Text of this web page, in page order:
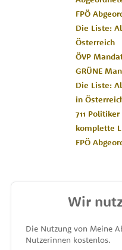
FPÖ
Die Liste:
Österreich
ÖVP
GRÜNE
Die Liste:
in
711
komplette
FPÖ
MEINE
Wir
Die Nutzung von Meine
Nutzerinnen kostenlos.